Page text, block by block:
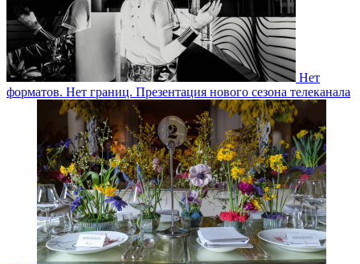
Нет
форматов. Нет границ. Презентация нового сезона телеканала